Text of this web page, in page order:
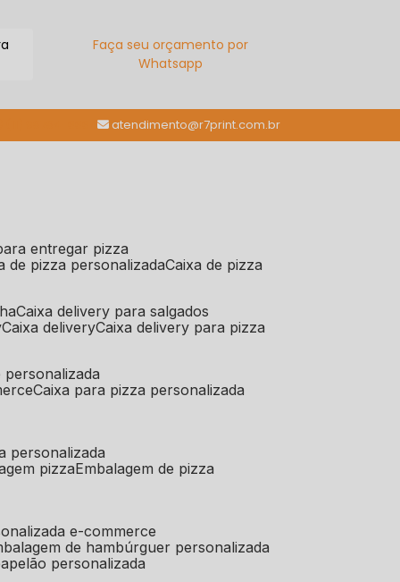
Faça seu orçamento por
Whatsapp
atendimento@r7print.com.br
entregar pizza
de pizza personalizada caixa de pizza
caixa delivery para salgados
caixa delivery caixa delivery para pizza
personalizada
caixa para pizza personalizada
personalizada
pizza embalagem de pizza
e-commerce
de hambúrguer personalizada
personalizada